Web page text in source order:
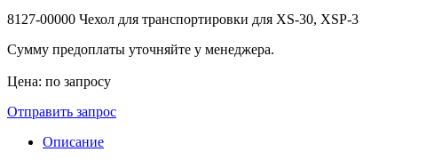
8127-00000 Чехол для транспортировки для XS-30, XSP-3
Сумму предоплаты уточняйте у менеджера.
Цена: по запросу
Отправить запрос
Описание